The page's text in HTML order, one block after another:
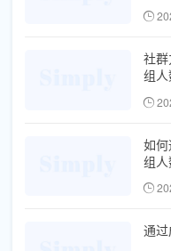
社
组
如
组
通